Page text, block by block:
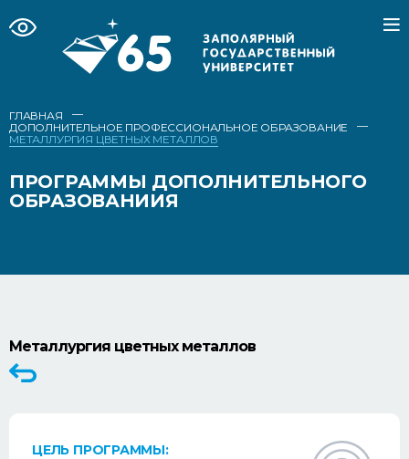
ГЛАВНАЯ
—
ДОПОЛНИТЕЛЬНОЕ ПРОФЕССИОНАЛЬНОЕ ОБРАЗОВАНИЕ
—
МЕТАЛЛУРГИЯ ЦВЕТНЫХ МЕТАЛЛОВ
ПРОГРАММЫ ДОПОЛНИТЕЛЬНОГО
ОБРАЗОВАНИИЯ
Металлургия цветных металлов
ЦЕЛЬ ПРОГРАММЫ: